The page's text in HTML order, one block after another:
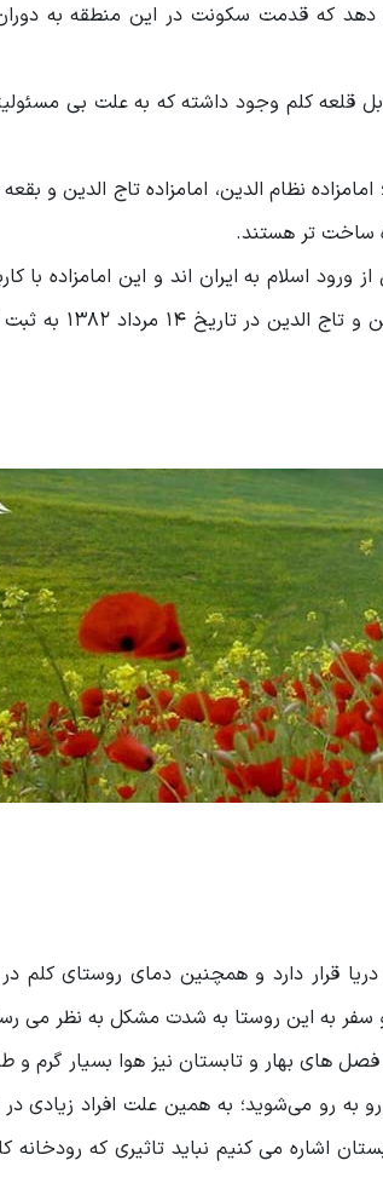
که قدمت سکونت در این منطقه به
قلعه کلم وجود داشته که به علت بی
نظام الدین، امامزاده تاج الدین و
ساخت تر هستند.
اسلام به ایران اند و این امامزاده با
دعا، نماز و نیایش مورد
ای کوهستانی با ارتفاع ۱۵۰۰ متر از سطح دریا قرار دارد و همچنین
به این روستا به شدت مشکل به نظر می
های بهار و تابستان نیز هوا بسیار گرم و
رو می‌شوید؛ به همین علت افراد زیادی
اشاره می کنیم نباید تاثیری که